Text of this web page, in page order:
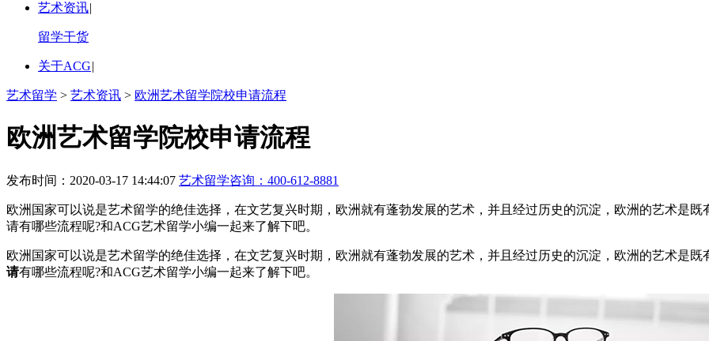
艺术资讯|
留学干货
关于ACG|
艺术留学 > 艺术资讯 > 欧洲艺术留学院校申请流程
欧洲艺术留学院校申请流程
发布时间：2020-03-17 14:44:07 艺术留学咨询： 400-612-8881
欧洲国家可以说是艺术留学的绝佳选择，在文艺复兴时期，欧洲就有蓬勃发展的艺术，并且经过历史的沉淀，欧洲的艺术是
请有哪些流程呢?和ACG艺术留学小编一起来了解下吧。
欧洲国家可以说是艺术留学的绝佳选择，在文艺复兴时期，欧洲就有蓬勃发展的艺术，并且经过历史的沉淀，欧洲的艺术是
请有哪些流程呢?和ACG艺术留学小编一起来了解下吧。